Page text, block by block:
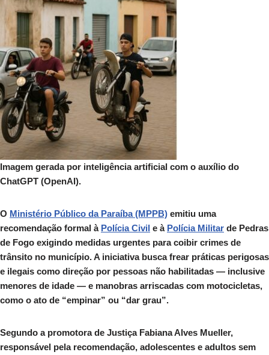
Imagem gerada por inteligência artificial com o auxílio do
ChatGPT (OpenAI).
O Ministério Público da Paraíba (MPPB) emitiu uma
recomendação formal à Polícia Civil e à Polícia Militar de Pedras
de Fogo exigindo medidas urgentes para coibir crimes de
trânsito no município. A iniciativa busca frear práticas perigosas
e ilegais como direção por pessoas não habilitadas — inclusive
menores de idade — e manobras arriscadas com motocicletas,
como o ato de “empinar” ou “dar grau”.
Segundo a promotora de Justiça Fabiana Alves Mueller,
responsável pela recomendação, adolescentes e adultos sem